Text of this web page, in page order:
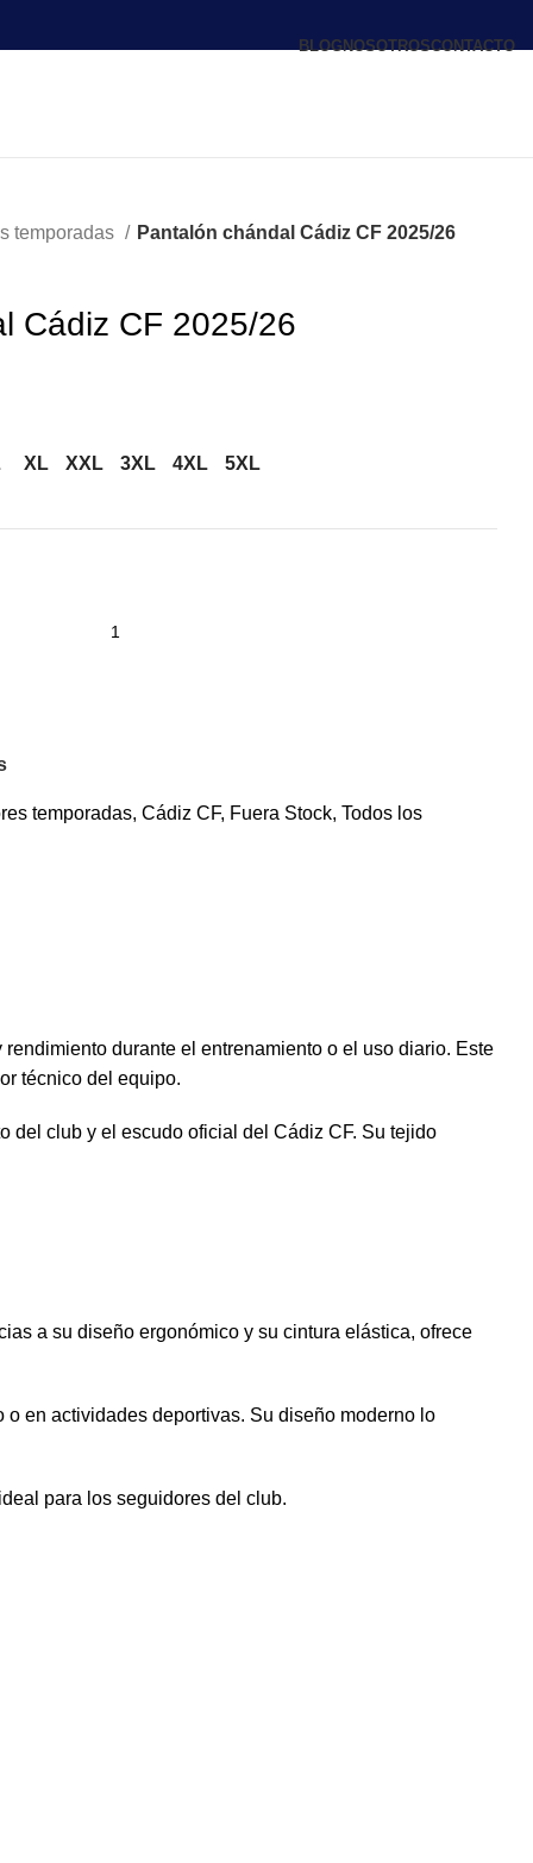
BLOGNOSOTROSCONTACTO
temporadas Pantalón chándal Cádiz CF 2025/26
Cádiz CF 2025/26
XL XXL 3XL 4XL 5XL
temporadas, Cádiz CF, Fuera Stock, Todos los
durante el entrenamiento o el uso diario. Este
técnico del equipo.
del club y el escudo oficial del Cádiz CF. Su tejido
a su diseño ergonómico y su cintura elástica, ofrece
en actividades deportivas. Su diseño moderno lo
para los seguidores del club.